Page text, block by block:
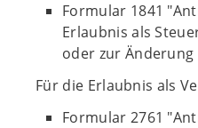
Formular 1841
Erlaubnis als
oder zur
Für die Erlaubnis als
Formular 2761